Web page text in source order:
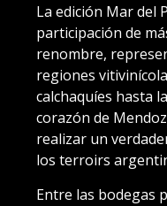
La edición Mar del
participación de
renombre,
regiones
calchaquíes hasta
corazón de
realizar un
los terroirs
Entre las bodegas